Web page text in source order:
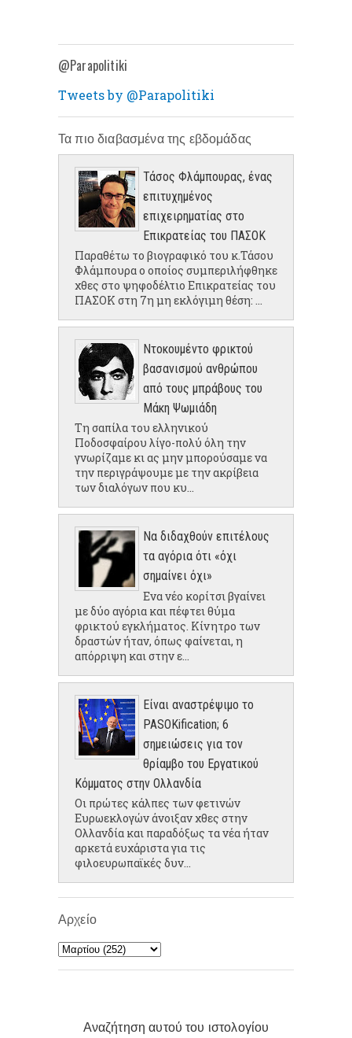
@Parapolitiki
Tweets by @Parapolitiki
Τα πιο διαβασμένα της εβδομάδας
Τάσος Φλάμπουρας, ένας
επιτυχημένος
επιχειρηματίας στο
Επικρατείας του ΠΑΣΟΚ
Παραθέτω το βιογραφικό του κ.Τάσου
Φλάμπουρα ο οποίος συμπεριλήφθηκε
χθες στο ψηφοδέλτιο Επικρατείας του
ΠΑΣΟΚ στη 7η μη εκλόγιμη θέση: ...
Ντοκουμέντο φρικτού
βασανισμού ανθρώπου
από τους μπράβους του
Μάκη Ψωμιάδη
Τη σαπίλα του ελληνικού
Ποδοσφαίρου λίγο-πολύ όλη την
γνωρίζαμε κι ας μην μπορούσαμε να
την περιγράψουμε με την ακρίβεια
των διαλόγων που κυ...
Να διδαχθούν επιτέλους
τα αγόρια ότι «όχι
σημαίνει όχι»
Ενα νέο κορίτσι βγαίνει
με δύο αγόρια και πέφτει θύμα
φρικτού εγκλήματος. Κίνητρο των
δραστών ήταν, όπως φαίνεται, η
απόρριψη και στην ε...
Είναι αναστρέψιμο το
PASOKification; 6
σημειώσεις για τον
θρίαμβο του Εργατικού
Κόμματος στην Ολλανδία
Οι πρώτες κάλπες των φετινών
Ευρωεκλογών άνοιξαν χθες στην
Ολλανδία και παραδόξως τα νέα ήταν
αρκετά ευχάριστα για τις
φιλοευρωπαϊκές δυν...
Αρχείο
Αναζήτηση αυτού του ιστολογίου